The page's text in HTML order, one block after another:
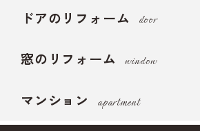
ドアのリフォーム door
窓のリフォーム window
マンション apartment